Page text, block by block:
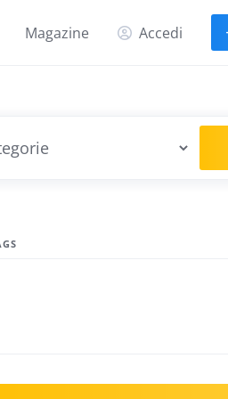
Magazine Accedi